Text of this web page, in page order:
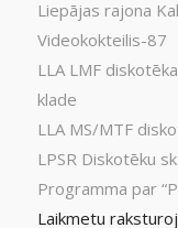
Liepājas rajona
Videokokteilis-87
LLA LMF
klade
LLA MS/MTF
LPSR Diskotēku
Programma par
Laikmetu